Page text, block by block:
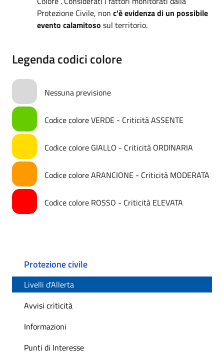
Protezione Civile, non c'è evidenza di un possibile
evento calamitoso sul territorio.
Legenda codici colore
Nessuna previsione
Codice colore VERDE - Criticità ASSENTE
Codice colore GIALLO - Criticità ORDINARIA
Codice colore ARANCIONE - Criticità MODERATA
Codice colore ROSSO - Criticità ELEVATA
Protezione civile
Livelli d'Allerta
Avvisi criticità
Informazioni
Punti di Interesse